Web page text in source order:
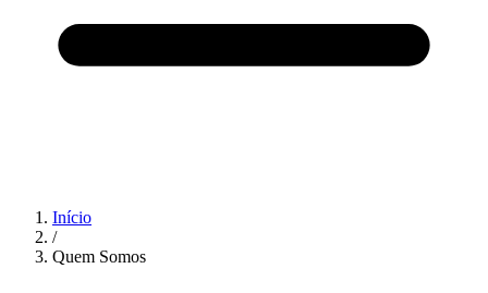
Início
/
Quem Somos